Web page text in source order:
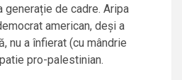
generație de cadre. Aripa
american, deși a
nu a înfierat (cu mândrie
pro-palestinian.